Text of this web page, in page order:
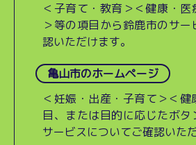
＜子育て・教育＞＜健康・
＞等の項目から鈴鹿市のサ
認いただけます。
亀山市のホームページ
＜妊娠・出産・子育て＞＜
目、または目的に応じたボタ
サービスについてご確認いた